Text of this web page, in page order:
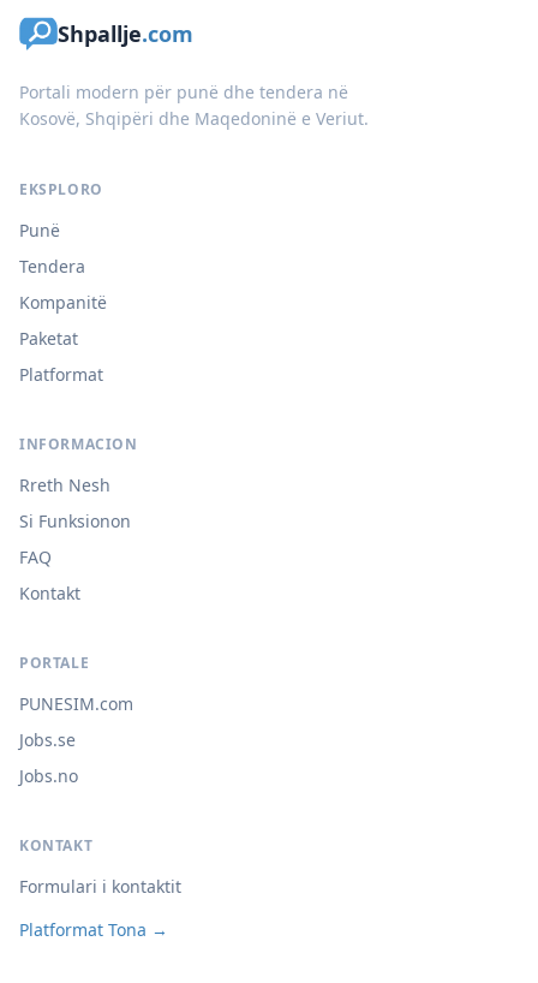
Shpallje.com
Portali modern për punë dhe tendera në
Kosovë, Shqipëri dhe Maqedoninë e Veriut.
EKSPLORO
Punë
Tendera
Kompanitë
Paketat
Platformat
INFORMACION
Rreth Nesh
Si Funksionon
FAQ
Kontakt
PORTALE
PUNESIM.com
Jobs.se
Jobs.no
KONTAKT
Formulari i kontaktit
Platformat Tona →